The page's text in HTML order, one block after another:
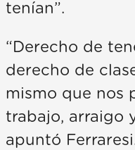
tenían”.
“Derecho de
derecho de
mismo que nos
trabajo, arraigo
apuntó